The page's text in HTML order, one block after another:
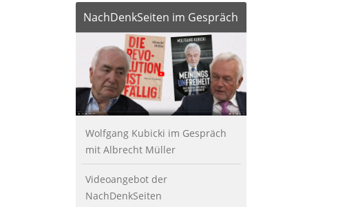
NachDenkSeiten im Gespräch
Wolfgang Kubicki im Gespräch
mit Albrecht Müller
Videoangebot der
NachDenkSeiten